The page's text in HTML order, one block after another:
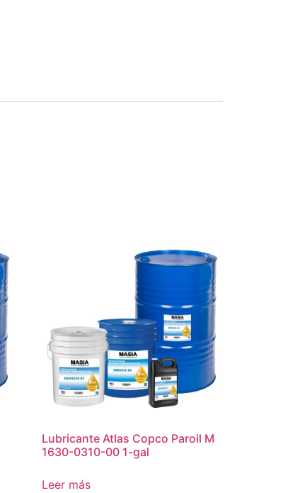
Lubricante Atlas Copco Paroil M
1630-0310-00 1-gal
Leer más